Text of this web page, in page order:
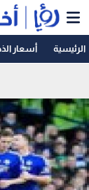
الرئيسية أسعار